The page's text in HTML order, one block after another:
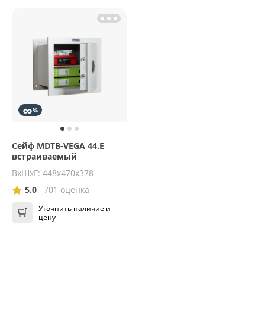
∞%
Сейф MDTB-VEGA 44.E
встраиваемый
ВхШхГ: 448х470х378
5.0
701 оценка
Уточнить наличие и
цену